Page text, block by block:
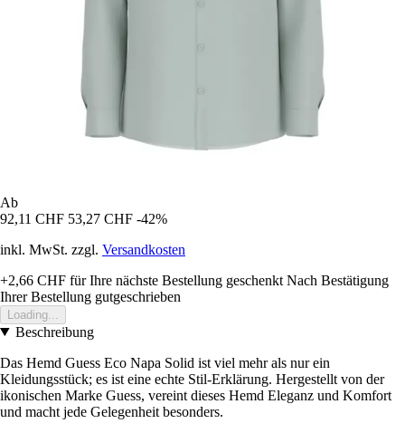
Ab
92,11 CHF 53,27 CHF -42%
inkl. MwSt. zzgl. Versandkosten
+2,66 CHF für Ihre nächste Bestellung geschenkt Nach Bestätigung
Ihrer Bestellung gutgeschrieben
Loading...
Beschreibung
Das Hemd Guess Eco Napa Solid ist viel mehr als nur ein
Kleidungsstück; es ist eine echte Stil-Erklärung. Hergestellt von der
ikonischen Marke Guess, vereint dieses Hemd Eleganz und Komfort
und macht jede Gelegenheit besonders.